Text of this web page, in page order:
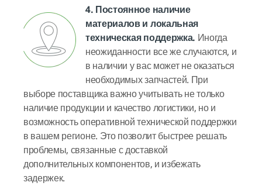
4. Постоянное наличие
материалов и локальная
техническая поддержка. Иногда
неожиданности все же случаются, и
в наличии у вас может не оказаться
необходимых запчастей. При
выборе поставщика важно учитывать не только
наличие продукции и качество логистики, но и
возможность оперативной технической поддержки
в вашем регионе. Это позволит быстрее решать
проблемы, связанные с доставкой
дополнительных компонентов, и избежать
задержек.